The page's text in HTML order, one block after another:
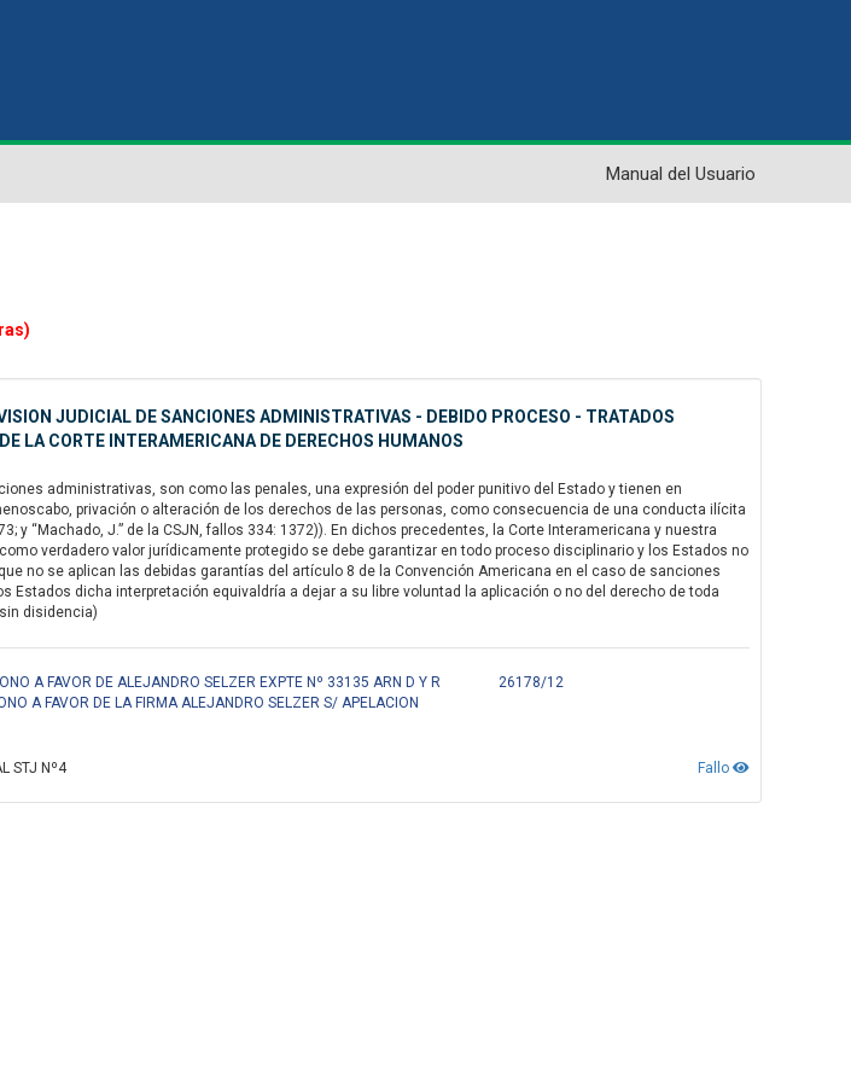
Manual del Usuario
JUDICIAL DE SANCIONES ADMINISTRATIVAS - DEBIDO PROCESO - TRATADOS
LA CORTE INTERAMERICANA DE DERECHOS HUMANOS
administrativas, son como las penales, una expresión del poder punitivo del Estado y tienen en
privación o alteración de los derechos de las personas, como consecuencia de una conducta ilícita
y “Machado, J.” de la CSJN, fallos 334: 1372)). En dichos precedentes, la Corte Interamericana y nuestra
verdadero valor jurídicamente protegido se debe garantizar en todo proceso disciplinario y los Estados no
no se aplican las debidas garantías del artículo 8 de la Convención Americana en el caso de sanciones
Estados dicha interpretación equivaldría a dejar a su libre voluntad la aplicación o no del derecho de toda
disidencia)
A FAVOR DE ALEJANDRO SELZER EXPTE Nº 33135 ARN D Y R
A FAVOR DE LA FIRMA ALEJANDRO SELZER S/ APELACION
26178/12
Fallo
STJ Nº4